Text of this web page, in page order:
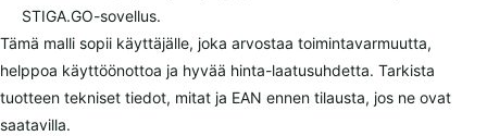
STIGA.GO-sovellus.
Tämä malli sopii käyttäjälle, joka arvostaa toimintavarmuutta,
helppoa käyttöönottoa ja hyvää hinta-laatusuhdetta. Tarkista
tuotteen tekniset tiedot, mitat ja EAN ennen tilausta, jos ne ovat
saatavilla.